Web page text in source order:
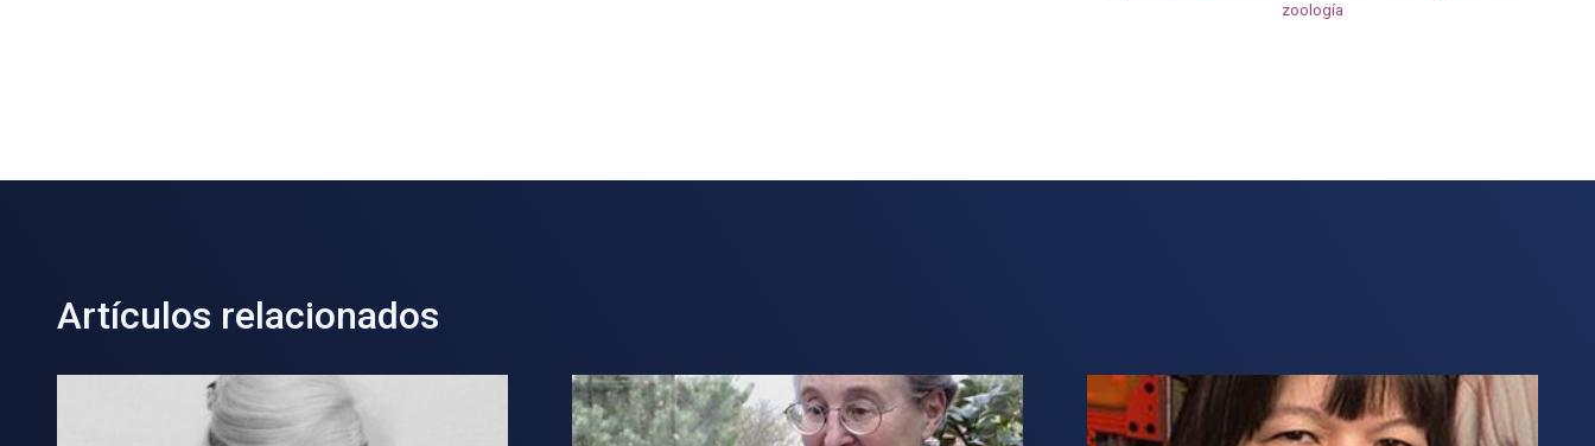
zoología
Artículos relacionados